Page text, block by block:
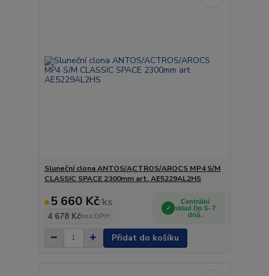
Sluneční clona ANTOS/ACTROS/AROCS MP4 S/M
CLASSIC SPACE 2300mm art. AE5229AL2HS
5 660 Kč/ks
4 678 Kčbez DPH
Centrální
sklad Do 5- 7
dnů.
Přidat do košíku